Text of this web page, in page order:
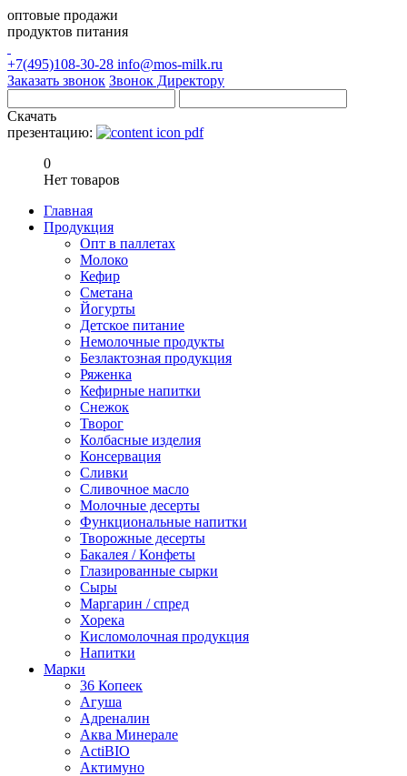
оптовые продажи
продуктов питания
+7(495)108-30-28 info@mos-milk.ru
Заказать звонок Звонок Директору
Скачать
презентацию:
0
Нет товаров
Главная
Продукция
Опт в паллетах
Молоко
Кефир
Сметана
Йогурты
Детское питание
Немолочные продукты
Безлактозная продукция
Ряженка
Кефирные напитки
Снежок
Творог
Колбасные изделия
Консервация
Сливки
Сливочное масло
Молочные десерты
Функциональные напитки
Творожные десерты
Бакалея / Конфеты
Глазированные сырки
Сыры
Маргарин / спред
Хорека
Кисломолочная продукция
Напитки
Марки
36 Копеек
Агуша
Адреналин
Аква Минерале
ActiBIO
Актимуно